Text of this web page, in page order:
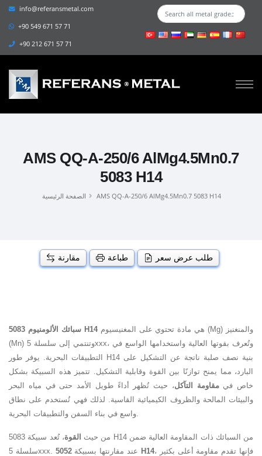
info@referansmetal.com
+90 549 671 57 71
+90 212 671 57 71
AMS QQ-A-250/6 AlMg4.5Mn0.7
5083 H14
الصفحة الرئيسية AMS QQ-A-250/6 AlMg4.5Mn0.7 5083 H14
مقارنة طباعة طلب عرض سعر
سبائك الألومنيوم 5083 H14هي مادة تحتوي على المغنيسيوم (Mg) والمنغنيز
(Mn) وتنتمي إلى سلسلة 5xxx، وتُعرف بقوتها العالية واستخدامها الواسع في
التطبيقات البحرية. يوفر طور H14 بنية نصف صلبة ناتجة عن التشكيل على
البارد، مما يمنح توازنًا بين القوة وقابلية التشكيل. تتميز هذه السبيكة بشكل
خاص فيمقاومة التآكل، حيث تُظهر أداءً طويل الأمد حتى في مياه البحر
والبيئات المالحة والظروف الكيميائية القاسية. لذلك فهي تُستخدم على نطاق
واسع في بناء السفن والتطبيقات البحرية.
من حيث القوة
، تُعد سبيكة 5083 H14 من السبائك ذات المقاومة العالية ضمن
سلسلة 5xxx. عند مقارنتها بسبيكة 5052 H14، فإنها تقدم مقاومة أعلى بكثير